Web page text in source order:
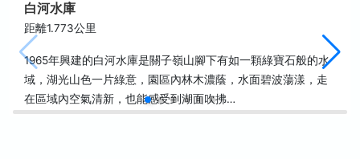
白河水庫
距離1.773公里
1965年興建的白河水庫是關子嶺山腳下有如一顆綠寶石般的水
域，湖光山色一片綠意，園區內林木濃蔭，水面碧波蕩漾，走
在區域內空氣清新，也能感受到湖面吹拂…